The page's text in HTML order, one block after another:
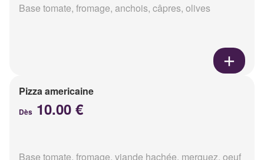
Base tomate, fromage, anchois, câpres, olives
Pizza americaine
Dès 10.00 €
Base tomate, fromage, viande hachée, merguez, oeuf